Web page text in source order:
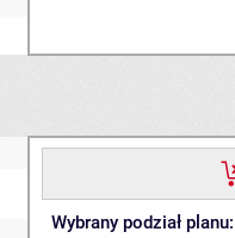
Wybrany podział planu: